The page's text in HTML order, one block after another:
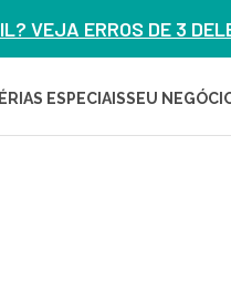
VEJA ERROS DE 3
ESPECIAISSEU